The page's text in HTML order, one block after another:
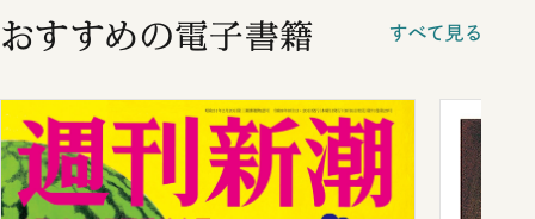
おすすめの電子書籍 すべて見る